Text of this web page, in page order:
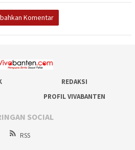
Komentar
REDAKSI
PROFIL VIVABANTEN
SOCIAL
RSS